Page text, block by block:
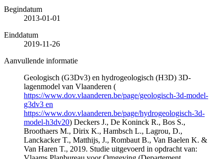
Begindatum
2013-01-01
Einddatum
2019-11-26
Aanvullende informatie
Geologisch (G3Dv3) en hydrogeologisch (H3D) 3D-
lagenmodel van Vlaanderen (
https://www.dov.vlaanderen.be/page/geologisch-3d-model-
g3dv3 en
https://www.dov.vlaanderen.be/page/hydrogeologisch-3d-
model-h3dv20) Deckers J., De Koninck R., Bos S.,
Broothaers M., Dirix K., Hambsch L., Lagrou, D.,
Lanckacker T., Matthijs, J., Rombaut B., Van Baelen K. &
Van Haren T., 2019. Studie uitgevoerd in opdracht van: